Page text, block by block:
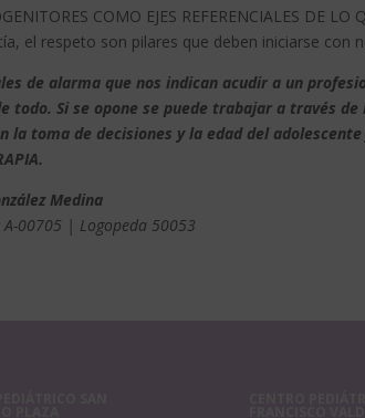
COMO EJES REFERENCIALES DE
el respeto son pilares que deben iniciarse con
de alarma que nos indican acudir a un
todo. Si se opone se puede trabajar a través
la toma de decisiones y la edad del
Medina
A-00705 | Logopeda 50053